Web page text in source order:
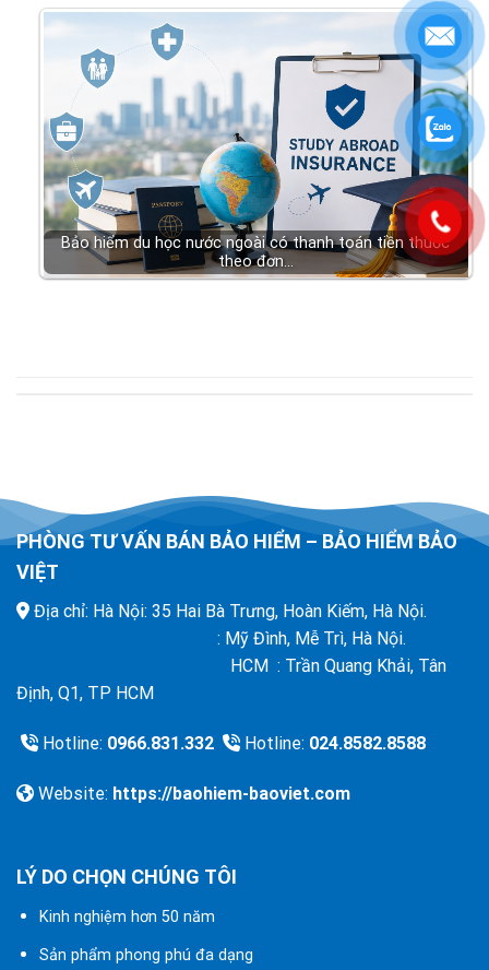
Bảo hiểm du học nước ngoài có thanh toán tiền thuốc
theo đơn…
PHÒNG TƯ VẤN BÁN BẢO HIỂM – BẢO HIỂM BẢO
VIỆT
Địa chỉ: Hà Nội: 35 Hai Bà Trưng, Hoàn Kiếm, Hà Nội.
: Mỹ Đình, Mễ Trì, Hà Nội.
HCM : Trần Quang Khải, Tân
Định, Q1, TP HCM
Hotline: 0966.831.332 Hotline: 024.8582.8588
Website: https://baohiem-baoviet.com
LÝ DO CHỌN CHÚNG TÔI
Kinh nghiệm hơn 50 năm
Sản phẩm phong phú đa dạng